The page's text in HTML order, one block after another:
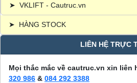
➤ VKLIFT - Cautruc.vn
➤ HÀNG STOCK
LIÊN HỆ TRỰC
Mọi thắc mắc về cautruc.vn xin liên
320 986 & 084 292 3388